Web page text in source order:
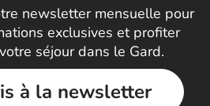
newsletter mensuelle pour
exclusives et profiter
séjour dans le Gard.
à la newsletter